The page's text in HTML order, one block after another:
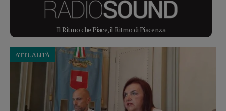
Il Ritmo che Piace, il Ritmo di Piacenza
ATTUALITÀ